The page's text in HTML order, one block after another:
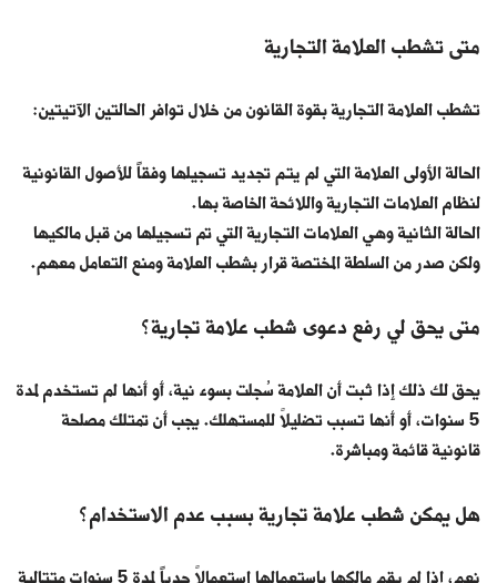
متى تشطب العلامة التجارية
تشطب العلامة التجارية بقوة القانون من خلال توافر الحالتين الآتيتين:
الحالة الأولى العلامة التي لم يتم تجديد تسجيلها وفقاً للأصول القانونية
لنظام العلامات التجارية واللائحة الخاصة بها.
الحالة الثانية وهي العلامات التجارية التي تم تسجيلها من قبل مالكيها
ولكن صدر من السلطة المختصة قرار بشطب العلامة ومنع التعامل معهم.
متى يحق لي رفع دعوى شطب علامة تجارية؟
يحق لك ذلك إذا ثبت أن العلامة سُجلت بسوء نية، أو أنها لم تستخدم لمدة
5 سنوات، أو أنها تسبب تضليلاً للمستهلك. يجب أن تمتلك مصلحة
قانونية قائمة ومباشرة.
هل يمكن شطب علامة تجارية بسبب عدم الاستخدام؟